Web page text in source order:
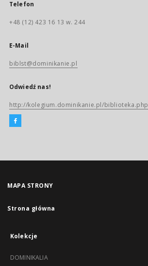
Telefon
+48 (12) 423 16 13 w. 244
E-Mail
biblst@dominikanie.pl
Odwiedź nas!
http://kolegium.dominikanie.pl/biblioteka.php
MAPA STRONY
Strona główna
Kolekcje
DOMINIKALIA